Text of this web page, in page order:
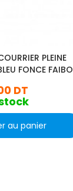
PLEINE
FONCE FAIBO
DT
au panier